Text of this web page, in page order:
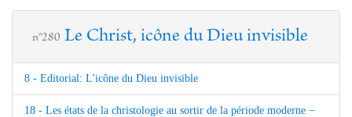
n°280 Le Christ, icône du Dieu invisible
8 - Editorial: L'icône du Dieu invisible
18 - Les états de la christologie au sortir de la période moderne −